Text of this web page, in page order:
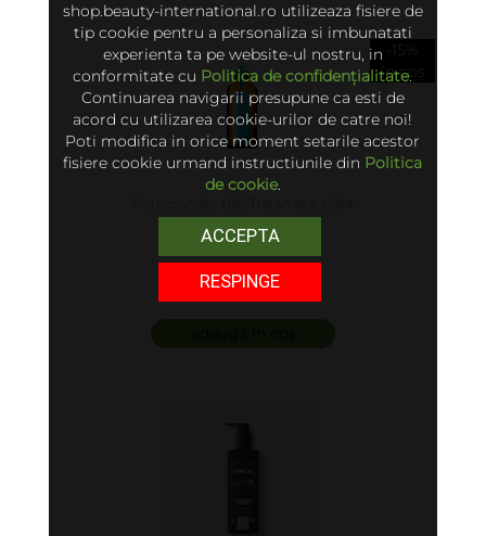
-15%
în coș
5.00 (6)
250 lei
shop.beauty-international.ro utilizeaza fisiere de
tip cookie pentru a personaliza si imbunatati
experienta ta pe website-ul nostru, in
conformitate cu Politica de confidențialitate.
Continuarea navigarii presupune ca esti de
acord cu utilizarea cookie-urilor de catre noi!
Poti modifica in orice moment setarile acestor
fisiere cookie urmand instructiunile din Politica
de cookie.
ACCEPTA
RESPINGE